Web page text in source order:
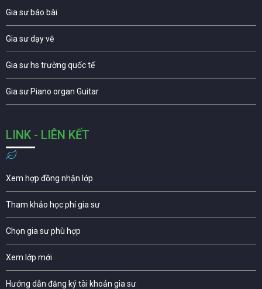
Gia sư báo bài
Gia sư dạy vẽ
Gia sư hs trường quốc tế
Gia sư Piano organ Guitar
LINK - LIÊN KẾT
Xem hợp đồng nhận lớp
Tham khảo học phí gia sư
Chọn gia sư phù hợp
Xem lớp mới
Hướng dẫn đăng ký tài khoản gia sư